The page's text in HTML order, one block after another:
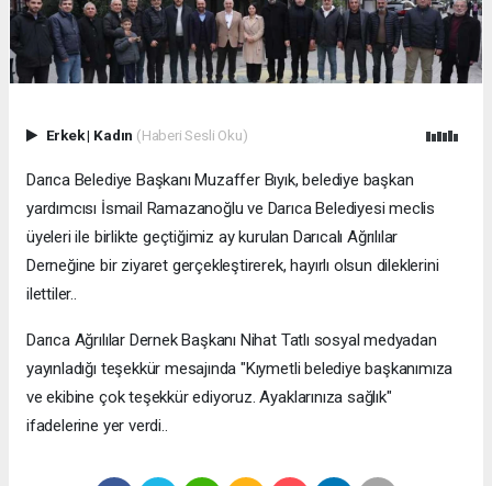
Erkek| Kadın (Haberi Sesli Oku)
Darıca Belediye Başkanı Muzaffer Bıyık, belediye başkan
yardımcısı İsmail Ramazanoğlu ve Darıca Belediyesi meclis
üyeleri ile birlikte geçtiğimiz ay kurulan Darıcalı Ağrılılar
Derneğine bir ziyaret gerçekleştirerek, hayırlı olsun dileklerini
ilettiler..
Darıca Ağrılılar Dernek Başkanı Nihat Tatlı sosyal medyadan
yayınladığı teşekkür mesajında "Kıymetli belediye başkanımıza
ve ekibine çok teşekkür ediyoruz. Ayaklarınıza sağlık"
ifadelerine yer verdi..